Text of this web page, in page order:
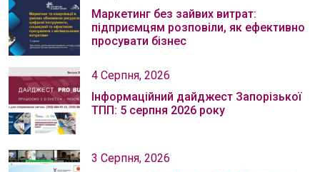
Маркетинг без зайвих витрат:
підприємцям розповіли, як ефективно
просувати бізнес
4 Серпня, 2026
Інформаційний дайджест Запорізької
ТПП: 5 серпня 2026 року
3 Серпня, 2026